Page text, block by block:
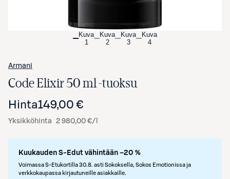
Kuva
1
Kuva
2
Kuva
3
Kuva
4
Armani
Code Elixir 50 ml -tuoksu
Hinta149,00 €
Yksikköhinta 2 980,00 €/l
Kuukauden S-Edut vähintään –20 %
Voimassa S-Etukortilla 30.8. asti Sokoksella, Sokos Emotionissa ja
verkkokaupassa kirjautuneille asiakkaille.